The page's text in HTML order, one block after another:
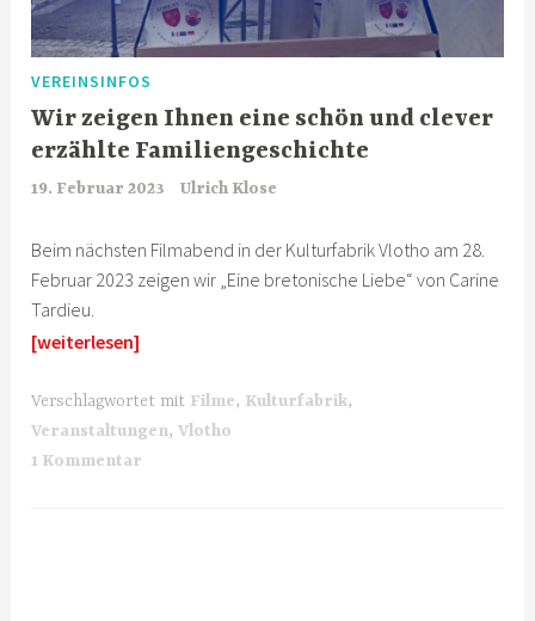
VEREINSINFOS
Wir zeigen Ihnen eine schön und clever
erzählte Familiengeschichte
19. Februar 2023 Ulrich Klose
Beim nächsten Filmabend in der Kulturfabrik Vlotho am 28.
Februar 2023 zeigen wir „Eine bretonische Liebe“ von Carine
Tardieu.
[weiterlesen]
Verschlagwortet mit Filme, Kulturfabrik,
Veranstaltungen,Vlotho
1 Kommentar